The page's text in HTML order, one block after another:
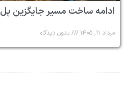
ادامه ساخت مسیر جایگزین پل b۱
مرداد ۱۱, ۱۴۰۵ بدون دیدگاه